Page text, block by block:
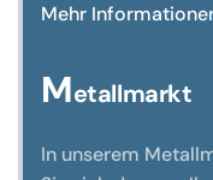
Mehr
Metallmarkt
In unserem